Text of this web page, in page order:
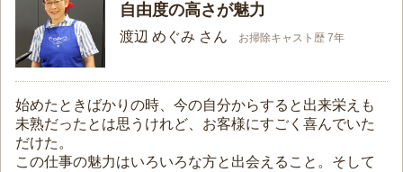
自由度の高さが魅力
渡辺 めぐみ さん お掃除キャスト歴 7年
始めたときばかりの時、今の自分からすると出来栄えも
未熟だったとは思うけれど、お客様にすごく喜んでいた
だけた。
この仕事の魅力はいろいろな方と出会えること。そして